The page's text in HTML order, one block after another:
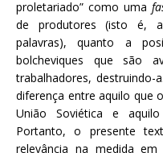
proletariado” como uma
de produtores (isto é,
palavras), quanto a
bolcheviques que são
trabalhadores, destruindo-
diferença entre aquilo que
União Soviética e
Portanto, o presente
relevância na medida